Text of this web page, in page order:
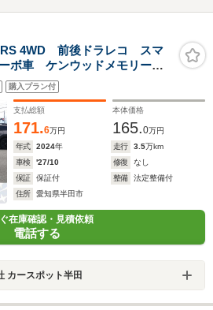
4WD 前後ドラレコ スマ
ボ車 ケンウッドメモリーナ
ーディオ USB バックカメ
両側電動スライド シート
購入プラン付
支払総額
171.6万円
本体価格
165.0万円
年式
2024年 走行 3.5万km
車検
'27/10 修復
なし
保証
保証付 整備
法定整備付
住所
愛知県半田市
在庫確認・見積依頼
電話する
カースポット半田